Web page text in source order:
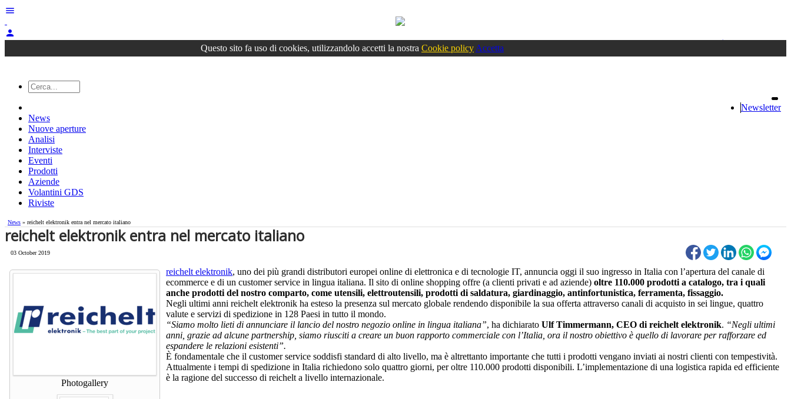
menu
person
Accedioppure registrati
Questo sito fa uso di cookies, utilizzandolo accetti la nostra Cookie policy Accetta
Newsletter
News
Nuove aperture
Analisi
Interviste
Eventi
Prodotti
Aziende
Volantini GDS
Riviste
News » reichelt elektronik entra nel mercato italiano
reichelt elektronik entra nel mercato italiano
03 October 2019
Photogallery
reichelt elektronik, uno dei più grandi distributori europei online di elettronica e di tecnologie IT, annuncia oggi il suo ingresso in Italia con l’apertura del canale di
ecommerce e di un customer service in lingua italiana. Il sito di online shopping offre (a clienti privati e ad aziende) oltre 110.000 prodotti a catalogo, tra i quali
anche prodotti del nostro comparto, come utensili, elettroutensili, prodotti di saldatura, giardinaggio, antinfortunistica, ferramenta, fissaggio.
Negli ultimi anni reichelt elektronik ha esteso la presenza sul mercato globale rendendo disponibile la sua offerta attraverso canali di acquisto in sei lingue, quattro
valute e servizi di spedizione in 128 Paesi in tutto il mondo.
“Siamo molto lieti di annunciare il lancio del nostro negozio online in lingua italiana”, ha dichiarato Ulf Timmermann, CEO di reichelt elektronik. “Negli ultimi
anni, grazie ad alcune partnership, siamo riusciti a creare un buon rapporto commerciale con l’Italia, ora il nostro obiettivo è quello di lavorare per rafforzare ed
espandere le relazioni esistenti”.
È fondamentale che il customer service soddisfi standard di alto livello, ma è altrettanto importante che tutti i prodotti vengano inviati ai nostri clienti con tempestività.
Attualmente i tempi di spedizione in Italia richiedono solo quattro giorni, per oltre 110.000 prodotti disponibili. L’implementazione di una logistica rapida ed efficiente
è la ragione del successo di reichelt a livello internazionale.